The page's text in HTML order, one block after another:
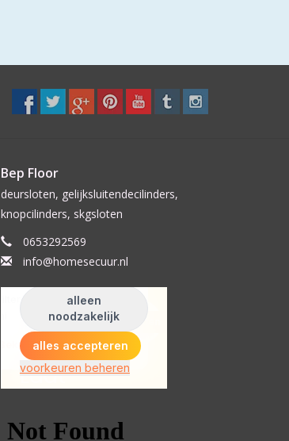
Bep Floor
deursloten, gelijksluitendecilinders,
knopcilinders, skgsloten
0653292569
info@homesecuur.nl